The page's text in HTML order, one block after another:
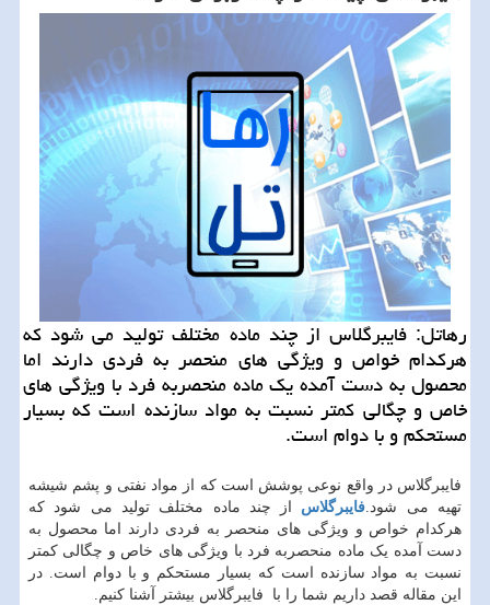
رهاتل: فایبرگلاس از چند ماده مختلف تولید می شود كه
هركدام خواص و ویژگی های منحصر به فردی دارند اما
محصول به دست آمده یك ماده منحصربه فرد با ویژگی های
خاص و چگالی كمتر نسبت به مواد سازنده است كه بسیار
مستحكم و با دوام است.
فایبرگلاس در واقع نوعی پوشش است که از مواد نفتی و پشم شیشه
تهیه می شود. فایبرگلاس از چند ماده مختلف تولید می شود که
هرکدام خواص و ویژگی های منحصر به فردی دارند اما محصول به
دست آمده یک ماده منحصربه فرد با ویژگی های خاص و چگالی کمتر
نسبت به مواد سازنده است که بسیار مستحکم و با دوام است. در
این مقاله قصد داریم شما را با فایبرگلاس بیشتر آشنا کنیم.